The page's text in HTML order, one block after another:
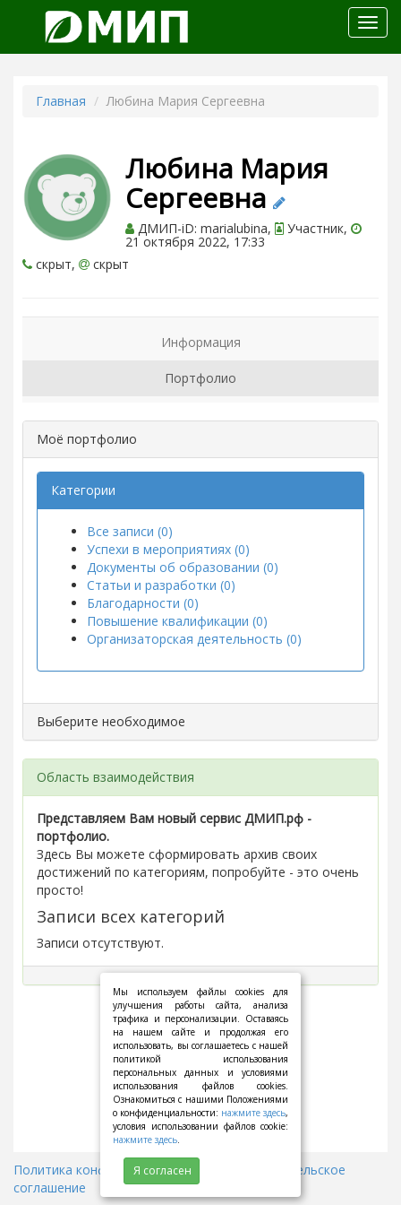
меню
Главная Любина Мария Сергеевна
Любина Мария
Сергеевна
ДМИП-iD: marialubina, Участник,
21 октября 2022, 17:33
скрыт,
скрыт
Информация
Портфолио
Моё портфолио
Категории
Все записи (0)
Успехи в мероприятиях (0)
Документы об образовании (0)
Статьи и разработки (0)
Благодарности (0)
Повышение квалификации (0)
Организаторская деятельность (0)
Выберите необходимое
Область взаимодействия
Представляем Вам новый сервис ДМИП.рф -
портфолио.
Здесь Вы можете сформировать архив своих
достижений по категориям, попробуйте - это очень
просто!
Записи всех категорий
Записи отсутствуют.
Политика конфиденциальности
Пользовательское
соглашение
Мы используем файлы cookies для
улучшения работы сайта, анализа
трафика и персонализации. Оставаясь
на нашем сайте и продолжая его
использовать, вы соглашаетесь с нашей
политикой использования
персональных данных и условиями
использования файлов cookies.
Ознакомиться с нашими Положениями
о конфиденциальности: нажмите здесь,
условия использовании файлов cookie:
нажмите здесь.
Я согласен